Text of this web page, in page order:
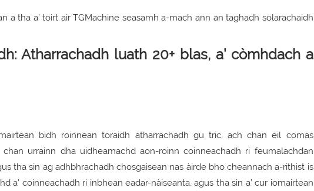
Atharrachadh luath 20+ blas, a’ còmhdach a
bìdh roinnean toraidh atharrachadh gu tric, ach chan eil comas
urrainn dha uidheamachd aon-roinn coinneachadh ri feumalachdan
tha sin ag adhbhrachadh chosgaisean nas àirde bho cheannach a-rithist is
a’ coinneachadh ri inbhean eadar-nàiseanta, agus tha sin a’ cur iomairtean